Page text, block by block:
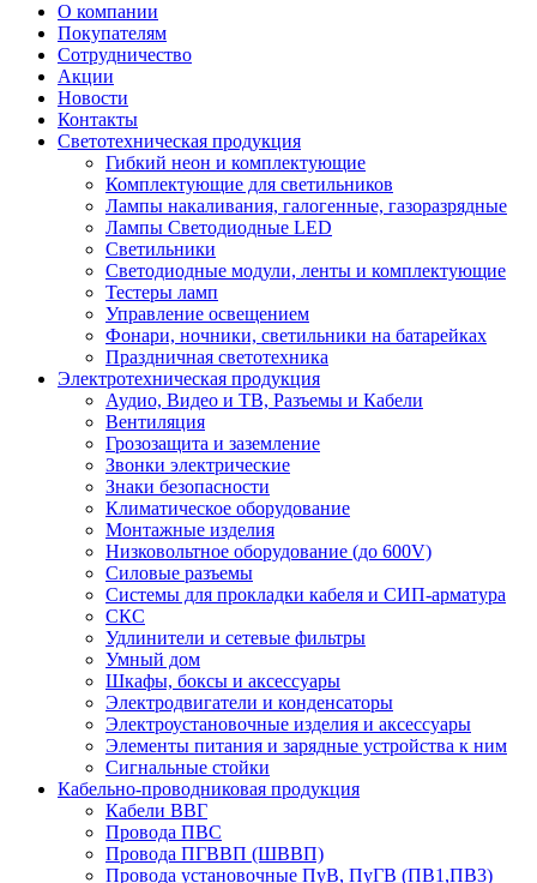
О компании
Покупателям
Сотрудничество
Акции
Новости
Контакты
Светотехническая продукция
Гибкий неон и комплектующие
Комплектующие для светильников
Лампы накаливания, галогенные, газоразрядные
Лампы Светодиодные LED
Светильники
Светодиодные модули, ленты и комплектующие
Тестеры ламп
Управление освещением
Фонари, ночники, светильники на батарейках
Праздничная светотехника
Электротехническая продукция
Аудио, Видео и ТВ, Разъемы и Кабели
Вентиляция
Грозозащита и заземление
Звонки электрические
Знаки безопасности
Климатическое оборудование
Монтажные изделия
Низковольтное оборудование (до 600V)
Силовые разъемы
Системы для прокладки кабеля и СИП-арматура
СКС
Удлинители и сетевые фильтры
Умный дом
Шкафы, боксы и аксессуары
Электродвигатели и конденсаторы
Электроустановочные изделия и аксессуары
Элементы питания и зарядные устройства к ним
Сигнальные стойки
Кабельно-проводниковая продукция
Кабели ВВГ
Провода ПВС
Провода ПГВВП (ШВВП)
Провода установочные ПуВ, ПуГВ (ПВ1,ПВ3)